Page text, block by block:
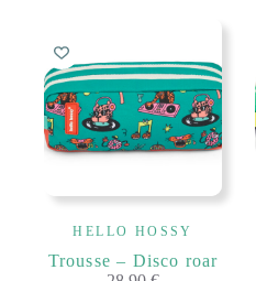
HELLO HOSSY
Trousse – Disco roar